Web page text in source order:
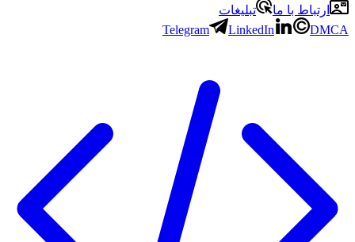
ارتباط با ما
تبلیغات
Telegram
LinkedIn DMCA